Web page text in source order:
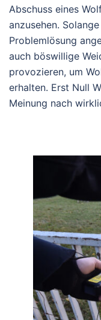
Abschuss eines
anzusehen.
Problemlösung
auch böswillige
provozieren, um
erhalten. Erst Null
Meinung nach